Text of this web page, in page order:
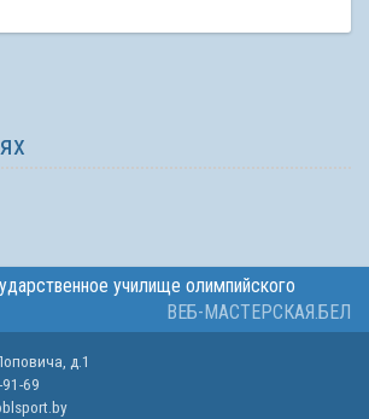
училище олимпийского
ВЕБ-МАСТЕРСКАЯ.БЕЛ
д.1
69